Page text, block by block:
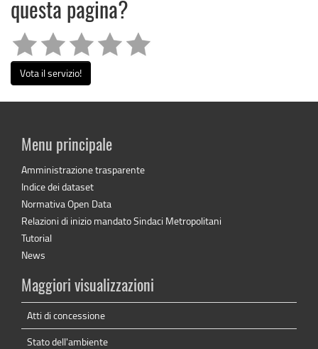
questa pagina?
Vota il servizio!
Menu principale
Amministrazione trasparente
Indice dei dataset
Normativa Open Data
Relazioni di inizio mandato Sindaci Metropolitani
Tutorial
News
Maggiori visualizzazioni
Atti di concessione
Stato dell'ambiente